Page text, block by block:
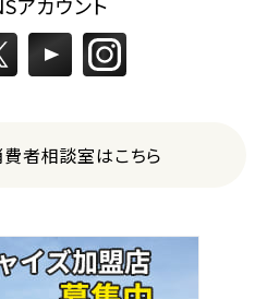
位
タ
タ
ヤリスクロス
者相談室はこちら